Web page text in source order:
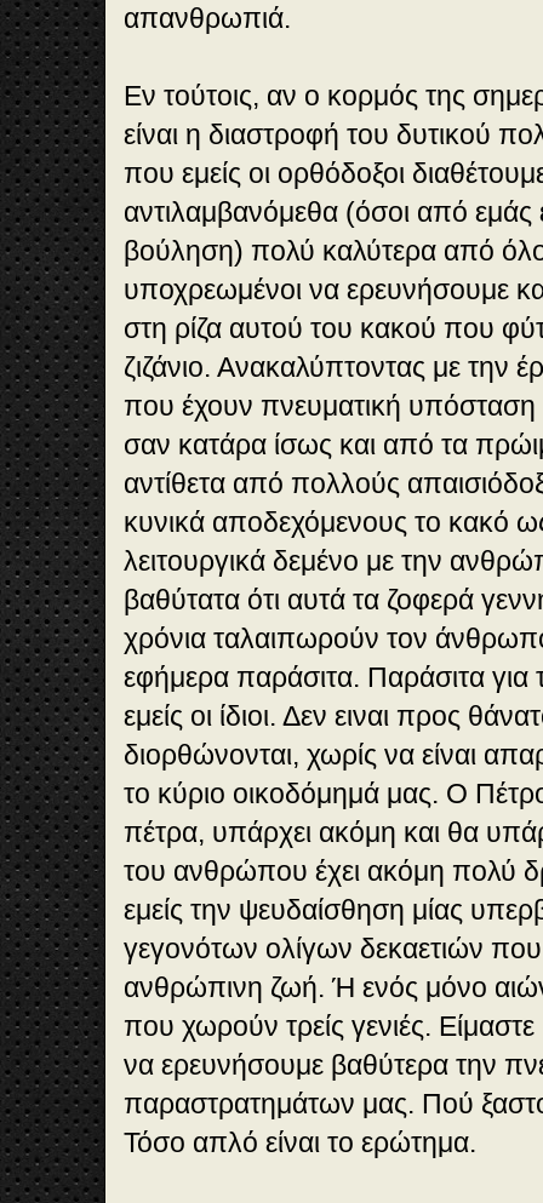
απανθρωπιά.
Εν τούτοις, αν ο κορμός της
είναι η διαστροφή του δυτικού
που εμείς οι ορθόδοξοι
αντιλαμβανόμεθα (όσοι από εμάς
βούληση) πολύ καλύτερα από
υποχρεωμένοι να ερευνήσουμε
στη ρίζα αυτού του κακού που
ζιζάνιο. Ανακαλύπτοντας με την
που έχουν πνευματική υπόσταση
σαν κατάρα ίσως και από τα
αντίθετα από πολλούς
κυνικά αποδεχόμενους το κακό
λειτουργικά δεμένο με την
βαθύτατα ότι αυτά τα ζοφερά
χρόνια ταλαιπωρούν τον
εφήμερα παράσιτα. Παράσιτα για
εμείς οι ίδιοι. Δεν ειναι προς
διορθώνονται, χωρίς να είναι
το κύριο οικοδόμημά μας. Ο
πέτρα, υπάρχει ακόμη και θα
του ανθρώπου έχει ακόμη πολύ
εμείς την ψευδαίσθηση μίας
γεγονότων ολίγων δεκαετιών που
ανθρώπινη ζωή. Ή ενός μόνο
που χωρούν τρείς γενιές.
να ερευνήσουμε βαθύτερα την
παραστρατημάτων μας. Πού
Τόσο απλό είναι το ερώτημα.